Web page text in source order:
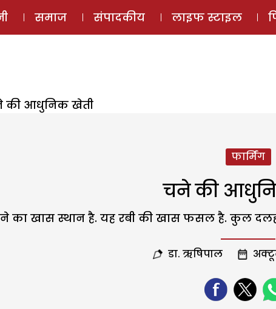
समाज संपादकीय लाइफ स्टाइल
की आधुनिक खेती
फार्मिंग
चने की
का खास स्थान है. यह रबी की खास फसल है. कुल
डा. ऋषिपाल